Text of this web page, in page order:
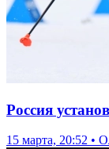
Россия
15 марта, 20:52 •